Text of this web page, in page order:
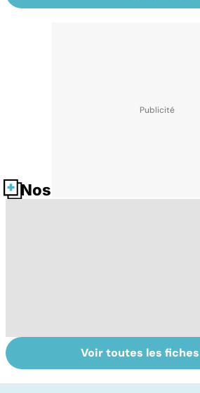
Nos fiches santé
La vésicule
biliaire et ses
le
Voir toutes les